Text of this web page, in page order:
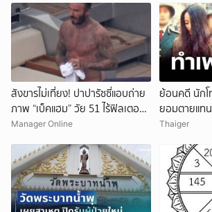
สังขารไม่เที่ยง! ปาปารัซซี่แอบถ่าย
ภาพ “เบ็คแฮม” วัย 51 ไร้ฟิลเตอร์
เผยให้เห็นผมบาง-ศีรษะล้าน
Manager Online
ย้อนคดี นักโ
ยอมตายแท
ชีวิตดิ่งเหว
Thaiger